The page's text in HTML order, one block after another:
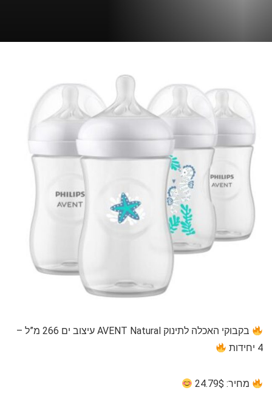
בקבוקי האכלה לתינוק AVENT Natural עיצוב ים 266 מ”ל –
4 יחידות
מחיר: 24.79$